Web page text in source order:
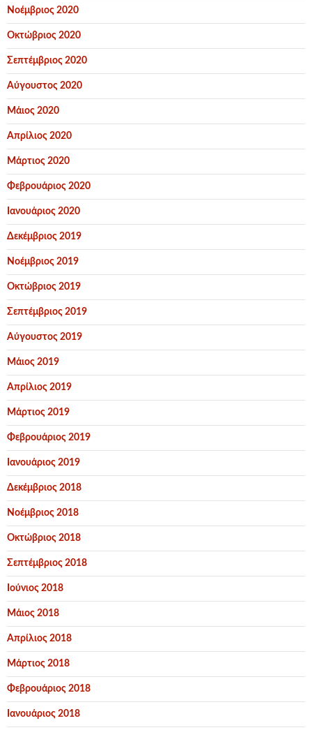
Νοέμβριος 2020
Οκτώβριος 2020
Σεπτέμβριος 2020
Αύγουστος 2020
Μάιος 2020
Απρίλιος 2020
Μάρτιος 2020
Φεβρουάριος 2020
Ιανουάριος 2020
Δεκέμβριος 2019
Νοέμβριος 2019
Οκτώβριος 2019
Σεπτέμβριος 2019
Αύγουστος 2019
Μάιος 2019
Απρίλιος 2019
Μάρτιος 2019
Φεβρουάριος 2019
Ιανουάριος 2019
Δεκέμβριος 2018
Νοέμβριος 2018
Οκτώβριος 2018
Σεπτέμβριος 2018
Ιούνιος 2018
Μάιος 2018
Απρίλιος 2018
Μάρτιος 2018
Φεβρουάριος 2018
Ιανουάριος 2018